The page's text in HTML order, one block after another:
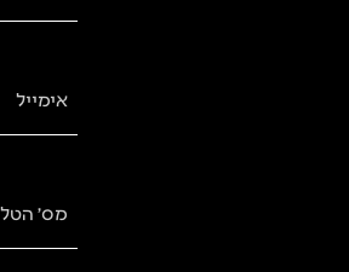
אימייל
מס׳